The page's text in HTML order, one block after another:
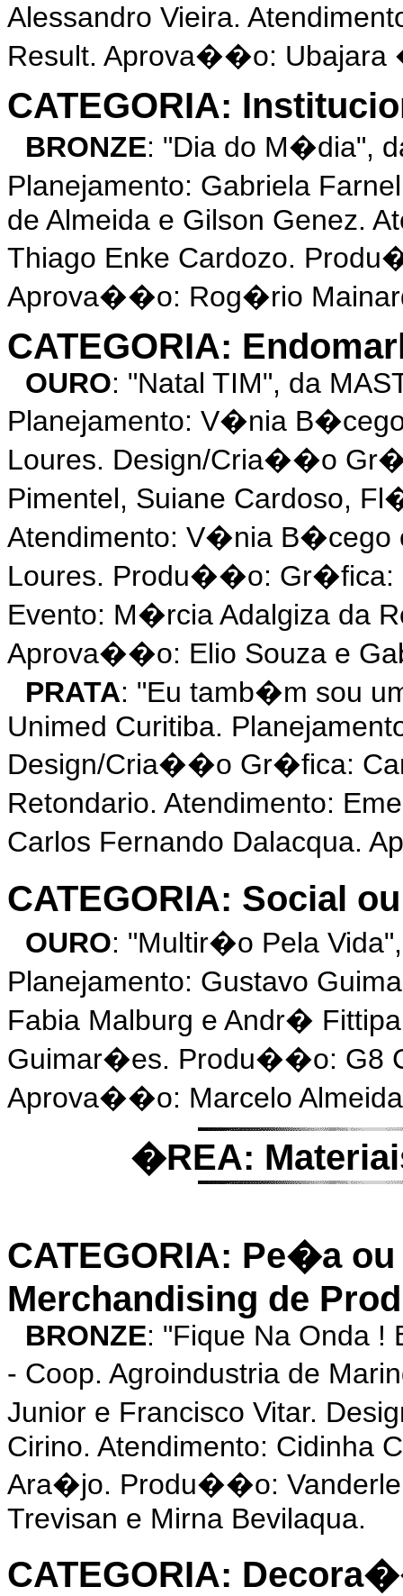
Alessandro Vieira.
Result. Aprova��o: Ubajara
CATEGORIA:
BRONZE: "Dia do M�dia",
Planejamento: Gabriela
de Almeida e Gilson Genez.
Thiago Enke Cardozo.
Aprova��o: Rog�rio
CATEGORIA:
OURO: "Natal TIM", da
Planejamento: V�nia
Loures. Design/Cria��o
Pimentel, Suiane Cardoso,
Atendimento: V�nia B�cego
Loures. Produ��o: Gr�fica:
Evento: M�rcia Adalgiza da
Aprova��o: Elio Souza e
PRATA: "Eu tamb�m sou
Unimed Curitiba.
Design/Cria��o Gr�fica:
Retondario. Atendimento:
Carlos Fernando Dalacqua.
CATEGORIA: Social
OURO: "Multir�o Pela
Planejamento: Gustavo
Fabia Malburg e Andr�
Guimar�es. Produ��o: G8
Aprova��o: Marcelo
�REA:
CATEGORIA: Pe�a
Merchandising de
BRONZE: "Fique Na Onda !
- Coop. Agroindustria de
Junior e Francisco Vitar.
Cirino. Atendimento: Cidinha
Ara�jo. Produ��o:
Trevisan e Mirna Bevilaqua.
CATEGORIA: